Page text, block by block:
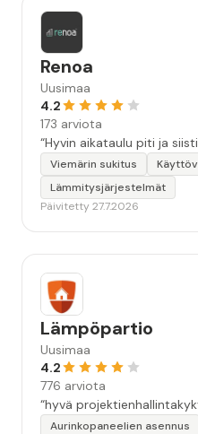
Renoa
Uusimaa
4.2
173 arviota
“Hyvin aikataulu piti ja
Viemärin sukitus
Lämmitysjärjestelmät
Päivitetty 27.7.2026
Lämpöpartio
Uusimaa
4.2
776 arviota
“hyvä
Aurinkopaneelien asennus